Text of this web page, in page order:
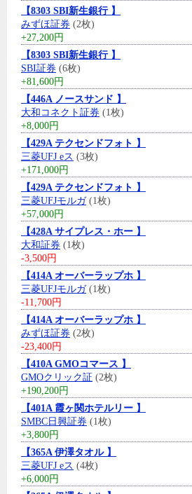
【8303 SBI新生銀行 】
みずほ証券 (2枚)
+27,200円
【8303 SBI新生銀行 】
SBI証券 (6枚)
+81,600円
【446A ノースサンド 】
大和コネクト証券 (1枚)
+8,000円
【429A テクセンドフォト 】
三菱UFJ eス (3枚)
+171,000円
【429A テクセンドフォト 】
三菱UFJモルガ(1枚)
+57,000円
【428A サイプレス・ホー 】
大和証券 (1枚)
-3,500円
【414A オーバーラップホ 】
三菱UFJモルガ(1枚)
-11,700円
【414A オーバーラップホ 】
みずほ証券 (2枚)
-23,400円
【410A GMOコマース 】
GMOクリック証 (2枚)
+190,200円
【401A 霞ヶ関ホテルリー 】
SMBC日興証券 (1枚)
+3,800円
【365A 伊澤タオル 】
三菱UFJ eス (4枚)
+6,000円